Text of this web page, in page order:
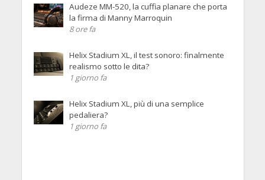
Audeze MM-520, la cuffia planare che porta
la firma di Manny Marroquin
8 ore fa
Helix Stadium XL, il test sonoro: finalmente
realismo sotto le dita?
1 giorno fa
Helix Stadium XL, più di una semplice
pedaliera?
1 giorno fa